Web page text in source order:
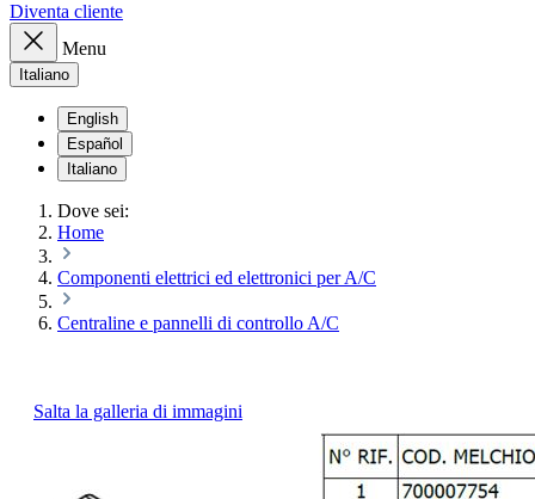
Diventa cliente
Menu
Italiano
English
Español
Italiano
Dove sei:
Home
Componenti elettrici ed elettronici per A/C
Centraline e pannelli di controllo A/C
Salta la galleria di immagini